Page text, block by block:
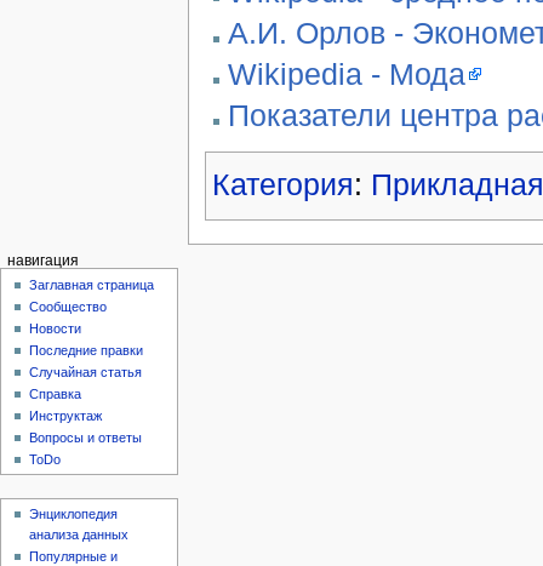
А.И. Орлов -
Wikipedia - Мода
Показатели центра
Категория:
навигация
Заглавная страница
Сообщество
Новости
Последние правки
Случайная статья
Справка
Инструктаж
Вопросы и ответы
ToDo
Энциклопедия
анализа данных
Популярные и